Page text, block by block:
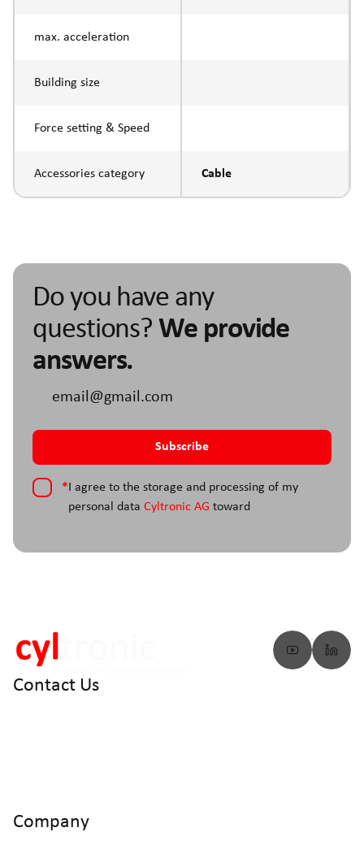
max. acceleration
Building size
Force setting & Speed
Accessories category Cable
Do you have any
questions? We provide
answers.
* I agree to the storage and processing of my
personal data Cyltronic AG toward
Contact Us
Company